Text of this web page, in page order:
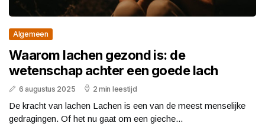
Algemeen
Waarom lachen gezond is: de
wetenschap achter een goede lach
6 augustus 2025 2 min leestijd
De kracht van lachen Lachen is een van de meest menselijke
gedragingen. Of het nu gaat om een gieche...